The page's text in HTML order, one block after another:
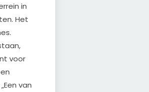
in
Het
voor
van